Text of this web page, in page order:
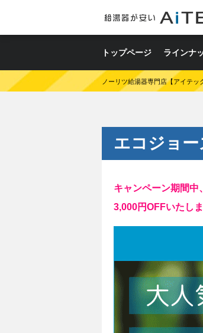
トップページ ラインナ
ノーリツ給湯器専門店【アイテッ
エコジョ
キャンペーン期間中
3,000円OFFいたしま